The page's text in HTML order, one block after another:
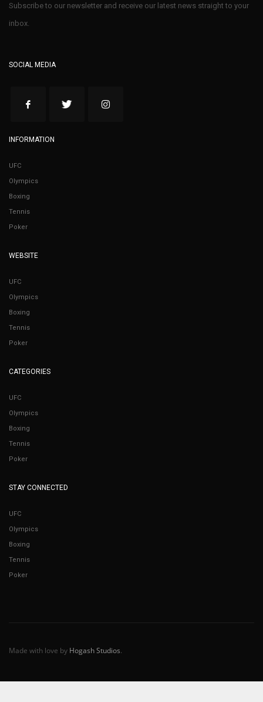
Subscribe to our newsletter and receive our latest news straight to your
inbox.
SOCIAL MEDIA
INFORMATION
UFC
Olympics
Boxing
Tennis
Poker
WEBSITE
UFC
Olympics
Boxing
Tennis
Poker
CATEGORIES
UFC
Olympics
Boxing
Tennis
Poker
STAY CONNECTED
UFC
Olympics
Boxing
Tennis
Poker
Made with love by Hogash Studios.